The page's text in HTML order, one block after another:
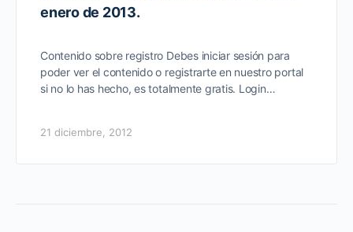
enero de 2013.
Contenido sobre registro Debes iniciar sesión para
poder ver el contenido o registrarte en nuestro portal
si no lo has hecho, es totalmente gratis. Login…
21 diciembre, 2012